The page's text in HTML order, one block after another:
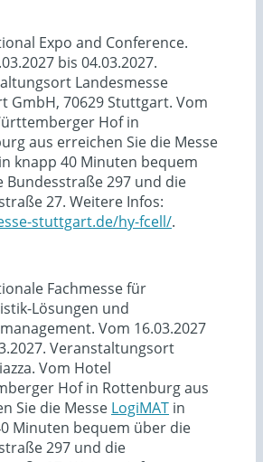
Expo and Conference.
bis 04.03.2027.
Landesmesse
GmbH, 70629 Stuttgart. Vom
Hof in
aus erreichen Sie die Messe
in knapp 40 Minuten bequem
Bundesstraße 297 und die
27. Weitere Infos:
stuttgart.de/hy-fcell/.
Fachmesse für
Lösungen und
Vom 16.03.2027
Veranstaltungsort
Vom Hotel
Hof in Rottenburg aus
Sie die Messe LogiMAT in
Minuten bequem über die
297 und die